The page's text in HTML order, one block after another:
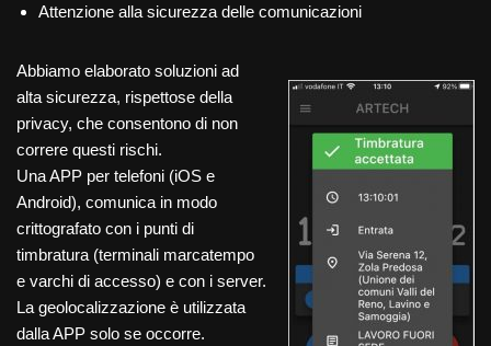
Attenzione alla sicurezza delle comunicazioni
Abbiamo elaborato soluzioni ad
alta sicurezza, rispettose della
privacy, che consentono di non
correre questi rischi.
Una APP per telefoni (iOS e
Android), comunica in modo
crittografato con i punti di
timbratura (terminali marcatempo
e varchi di accesso) e con i server.
La geolocalizzazione è utilizzata
dalla APP solo se occorre.